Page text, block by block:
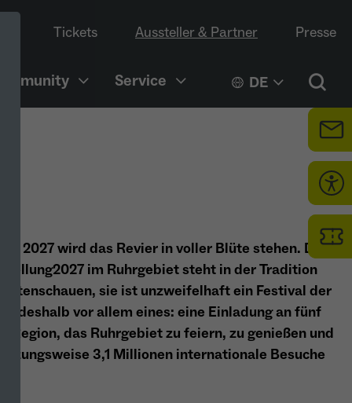
Tickets Aussteller & Partner Presse
Service DE
2027 wird das Revier in voller Blüte stehen. Die
im Ruhrgebiet steht in der Tradition
sie ist unzweifelhaft ein Festival der
deshalb vor allem eines: eine Einladung an fünf
Region, das Ruhrgebiet zu feiern, zu genießen und
3,1 Millionen internationale Besuche